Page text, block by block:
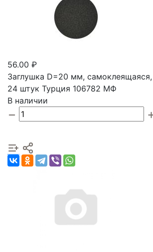
56.00 ₽
Заглушка D=20 мм,
24 штук Турция 106782 МФ
В наличии